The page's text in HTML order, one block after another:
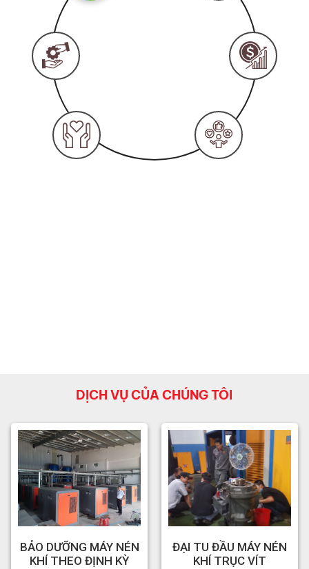
DỊCH VỤ CỦA CHÚNG TÔI
BẢO DƯỠNG MÁY NÉN
KHÍ THEO ĐỊNH KỲ
ĐẠI TU ĐẦU MÁY NÉN
KHÍ TRỤC VÍT